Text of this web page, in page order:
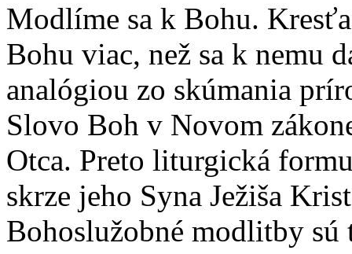
Modlíme sa k Bohu.
Bohu viac, než sa k nemu
analógiou zo skúmania
Slovo Boh v Novom
Otca. Preto liturgická
skrze jeho Syna Je­žiša
Bohoslužobné mod­litby